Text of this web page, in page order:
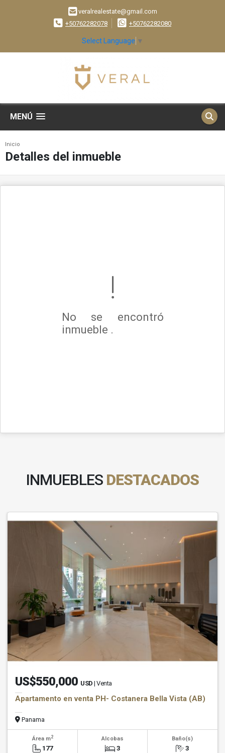
veralrealestate@gmail.com
+50762282078
+50762282080
Select Language ▼
MENÚ
Inicio
Detalles del inmueble
No se encontró
inmueble .
INMUEBLES DESTACADOS
US$550,000 USD | Venta
Apartamento en venta PH- Costanera Bella Vista (AB)
Panama
Área m2
177
Alcobas
3
Baño(s)
3